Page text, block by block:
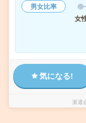
男女比率
女
気になる!
派遣